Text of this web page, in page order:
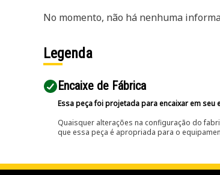
No momento, não há nenhuma
Legenda
Encaixe de Fábrica
Essa peça foi projetada para encaixar em
Quaisquer alterações na configuração do
que essa peça é apropriada para o